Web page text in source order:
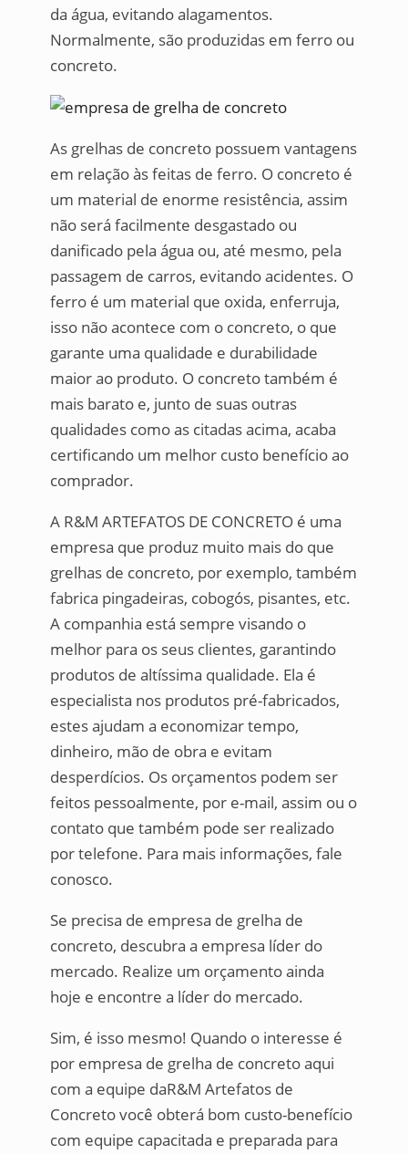
da água, evitando alagamentos.
Normalmente, são produzidas em ferro ou
concreto.
As grelhas de concreto possuem vantagens
em relação às feitas de ferro. O concreto é
um material de enorme resistência, assim
não será facilmente desgastado ou
danificado pela água ou, até mesmo, pela
passagem de carros, evitando acidentes. O
ferro é um material que oxida, enferruja,
isso não acontece com o concreto, o que
garante uma qualidade e durabilidade
maior ao produto. O concreto também é
mais barato e, junto de suas outras
qualidades como as citadas acima, acaba
certificando um melhor custo benefício ao
comprador.
A R&M ARTEFATOS DE CONCRETO é uma
empresa que produz muito mais do que
grelhas de concreto, por exemplo, também
fabrica pingadeiras, cobogós, pisantes, etc.
A companhia está sempre visando o
melhor para os seus clientes, garantindo
produtos de altíssima qualidade. Ela é
especialista nos produtos pré-fabricados,
estes ajudam a economizar tempo,
dinheiro, mão de obra e evitam
desperdícios. Os orçamentos podem ser
feitos pessoalmente, por e-mail, assim ou o
contato que também pode ser realizado
por telefone. Para mais informações, fale
conosco.
Se precisa de empresa de grelha de
concreto, descubra a empresa líder do
mercado. Realize um orçamento ainda
hoje e encontre a líder do mercado.
Sim, é isso mesmo! Quando o interesse é
por empresa de grelha de concreto aqui
com a equipe daR&M Artefatos de
Concreto você obterá bom custo-benefício
com equipe capacitada e preparada para